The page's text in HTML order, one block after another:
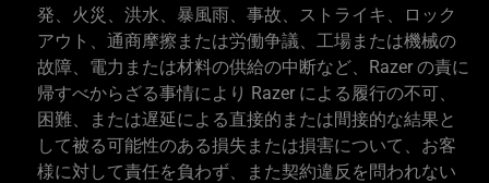
発、火災、洪水、暴風雨、事故、ストライキ、ロック
アウト、通商摩擦または労働争議、工場または機械の
故障、電力または材料の供給の中断など、Razer の責に
帰すべからざる事情により Razer による履行の不可、
困難、または遅延による直接的または間接的な結果と
して被る可能性のある損失または損害について、お客
様に対して責任を負わず、また契約違反を問われない